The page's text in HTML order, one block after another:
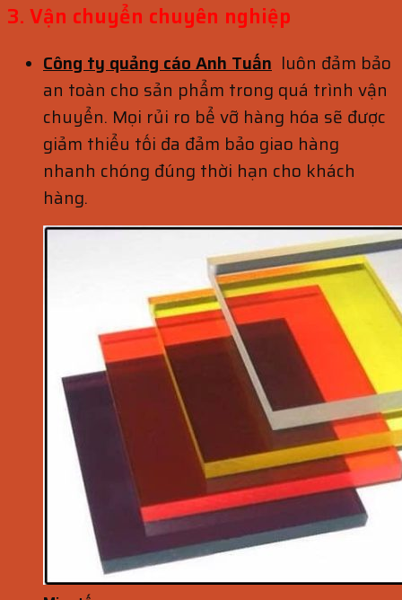
3. Vận chuyển chuyên nghiệp
Công ty quảng cáo Anh Tuấn luôn đảm bảo
an toàn cho sản phẩm trong quá trình vận
chuyển. Mọi rủi ro bể vỡ hàng hóa sẽ được
giảm thiểu tối đa đảm bảo giao hàng
nhanh chóng đúng thời hạn cho khách
hàng.